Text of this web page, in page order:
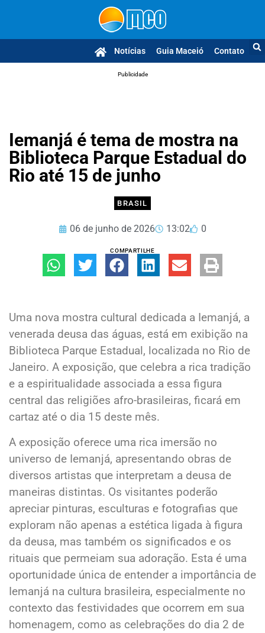
Notícias Guia Maceió Contato
Publicidade
Iemanjá é tema de mostra na
Biblioteca Parque Estadual do
Rio até 15 de junho
BRASIL
06 de junho de 2026 13:02 0
COMPARTILHE
Uma nova mostra cultural dedicada a Iemanjá, a
venerada deusa das águas, está em exibição na
Biblioteca Parque Estadual, localizada no Rio de
Janeiro. A exposição, que celebra a rica tradição
e a espiritualidade associada a essa figura
central das religiões afro-brasileiras, ficará em
cartaz até o dia 15 deste mês.
A exposição oferece uma rica imersão no
universo de Iemanjá, apresentando obras de
diversos artistas que interpretam a deusa de
maneiras distintas. Os visitantes poderão
apreciar pinturas, esculturas e fotografias que
exploram não apenas a estética ligada à figura
da deusa, mas também os significados e os
rituais que permeiam sua adoração. Esta é uma
oportunidade única de entender a importância de
Iemanjá na cultura brasileira, especialmente no
contexto das festividades que ocorrem em sua
homenagem, como as celebrações do dia 2 de